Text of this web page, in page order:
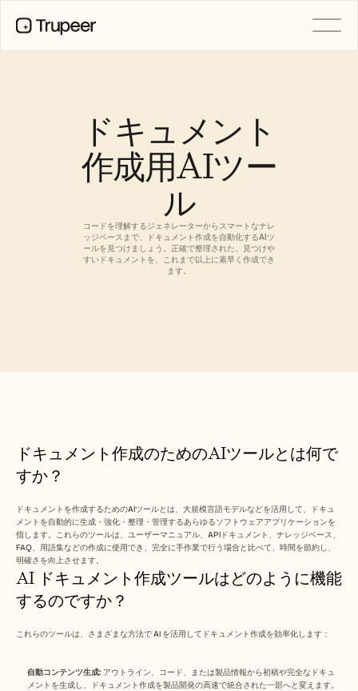
ドキュメント
作成用AIツー
ル
コードを理解するジェネレーターからスマートなナレ
ッジベースまで、ドキュメント作成を自動化するAIツ
ールを見つけましょう。正確で整理された、見つけや
すいドキュメントを、これまで以上に素早く作成でき
ます。
ドキュメント作成のためのAIツールとは何で
すか？
ドキュメントを作成するためのAIツールとは、大規模言語モデルなどを活用して、ドキュ
メントを自動的に生成・強化・整理・管理するあらゆるソフトウェアアプリケーションを
指します。これらのツールは、ユーザーマニュアル、APIドキュメント、ナレッジベース、
FAQ、用語集などの作成に使用でき、完全に手作業で行う場合と比べて、時間を節約し、
明確さを向上させます。
AI ドキュメント作成ツールはどのように機能
するのですか？
これらのツールは、さまざまな方法で AI を活用してドキュメント作成を効率化します：
自動コンテンツ生成: アウトライン、コード、または製品情報から初稿や完全なドキュ
メントを生成し、ドキュメント作成を製品開発の高速で統合された一部へと変えます。
お客様の事例
ヘルプセンター
料金
ブランドキット
セールスイネーブルメント
プリセールス
プロダクトマーケティング
トレーニング
See more